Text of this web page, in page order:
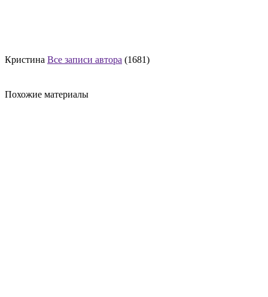
Кристина Все записи автора (1681)
Похожие материалы